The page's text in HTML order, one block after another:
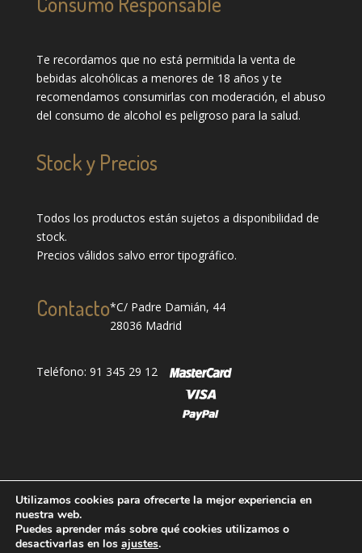
Te recordamos que no está permitida la venta de
bebidas alcohólicas a menores de 18 años y te
recomendamos consumirlas con moderación, el abuso
del consumo de alcohol es peligroso para la salud.
Stock y Precios
Todos los productos están sujetos a disponibilidad de
stock.
Precios válidos salvo error tipográfico.
Contacto*C/ Padre Damián, 44
28036 Madrid
Teléfono: 91 345 29 12
Designed byshowin| Todos los derechos reservados
Utilizamos cookies para ofrecerte la mejor experiencia en
nuestra web.
Puedes aprender más sobre qué cookies utilizamos o
desactivarlas en los ajustes.